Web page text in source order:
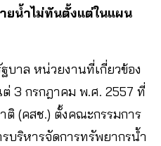
ยน้ำไม่ทันตั้งแต่ในแผน
าล หน่วยงานที่เกี่ยวข้อง
3 กรกฎาคม พ.ศ. 2557 ที่
(คสช.) ตั้งคณะกรรมการ
บริหารจัดการทรัพยากรน้ำ